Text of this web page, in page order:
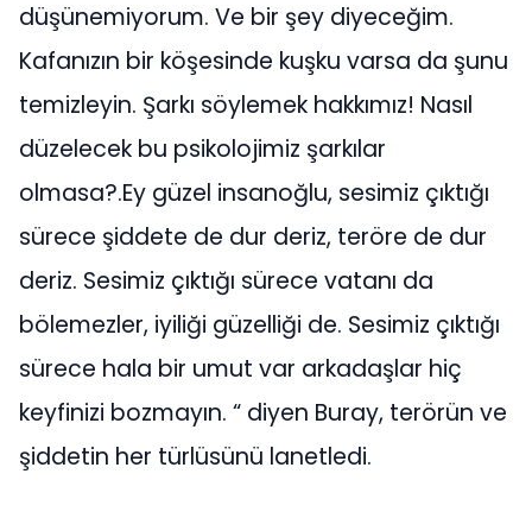
düşünemiyorum. Ve bir şey diyeceğim.
Kafanızın bir köşesinde kuşku varsa da şunu
temizleyin. Şarkı söylemek hakkımız! Nasıl
düzelecek bu psikolojimiz şarkılar
olmasa?.Ey güzel insanoğlu, sesimiz çıktığı
sürece şiddete de dur deriz, teröre de dur
deriz. Sesimiz çıktığı sürece vatanı da
bölemezler, iyiliği güzelliği de. Sesimiz çıktığı
sürece hala bir umut var arkadaşlar hiç
keyfinizi bozmayın. “ diyen Buray, terörün ve
şiddetin her türlüsünü lanetledi.